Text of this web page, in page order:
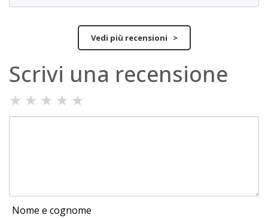
Vedi più recensioni >
Scrivi una recensione
★ ★ ★ ★ ★
Nome e cognome